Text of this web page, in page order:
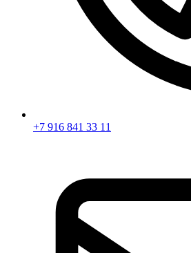
+7 916 841 33 11